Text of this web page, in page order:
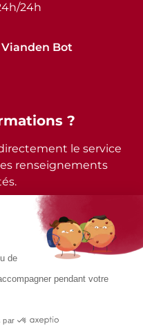
24h
Bot
?
le service
renseignements
- Tous droits réservés